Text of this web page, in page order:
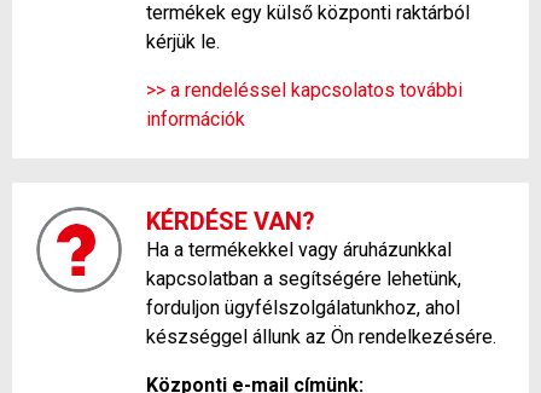
termékek egy külső központi raktárból
kérjük le.
>> a rendeléssel kapcsolatos további
információk
KÉRDÉSE VAN?
Ha a termékekkel vagy áruházunkkal
kapcsolatban a segítségére lehetünk,
forduljon ügyfélszolgálatunkhoz, ahol
készséggel állunk az Ön rendelkezésére.
Központi e-mail címünk: